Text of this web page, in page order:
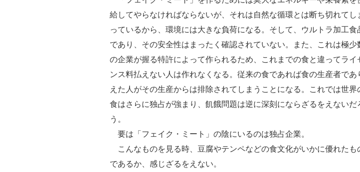
給してやらなければならないが、それは自然な循環とは断ち切れてし
っているから、環境には大きな負荷になる。そして、ウルトラ加工食
であり、その安全性はまったく確認されていない。また、これは極少
の企業が握る特許によって作られるため、これまでの食と違ってライ
ンス料払えない人は作れなくなる。従来の食であれば食の生産者であ
えた人がその生産からは排除されてしまうことになる。これでは世界
食はさらに独占が強まり、飢餓問題は逆に深刻にならざるをえないだ
う。
要は「フェイク・ミート」の陰にいるのは独占企業。
こんなものを見る時、豆腐やテンペなどの食文化がいかに優れたも
であるか、感じざるをえない。